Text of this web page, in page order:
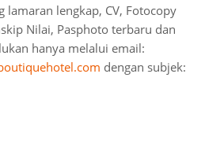
lamaran lengkap, CV, Fotocopy
Nilai, Pasphoto terbaru dan
hanya melalui email:
dengan subjek: